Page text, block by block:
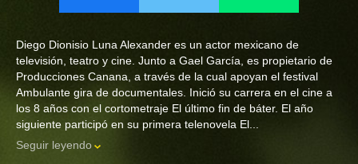
Diego Dionisio Luna Alexander es un actor mexicano de
televisión, teatro y cine. Junto a Gael García, es propietario de
Producciones Canana, a través de la cual apoyan el festival
Ambulante gira de documentales. Inició su carrera en el cine a
los 8 años con el cortometraje El último fin de báter. El año
siguiente participó en su primera telenovela El...
Seguir leyendo